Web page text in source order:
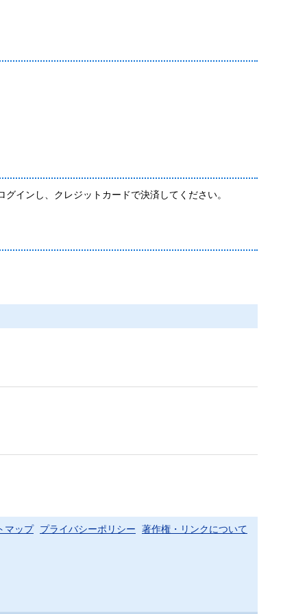
インし、クレジットカードで決済してください。
マップ プライバシーポリシー 著作権・リンクについて